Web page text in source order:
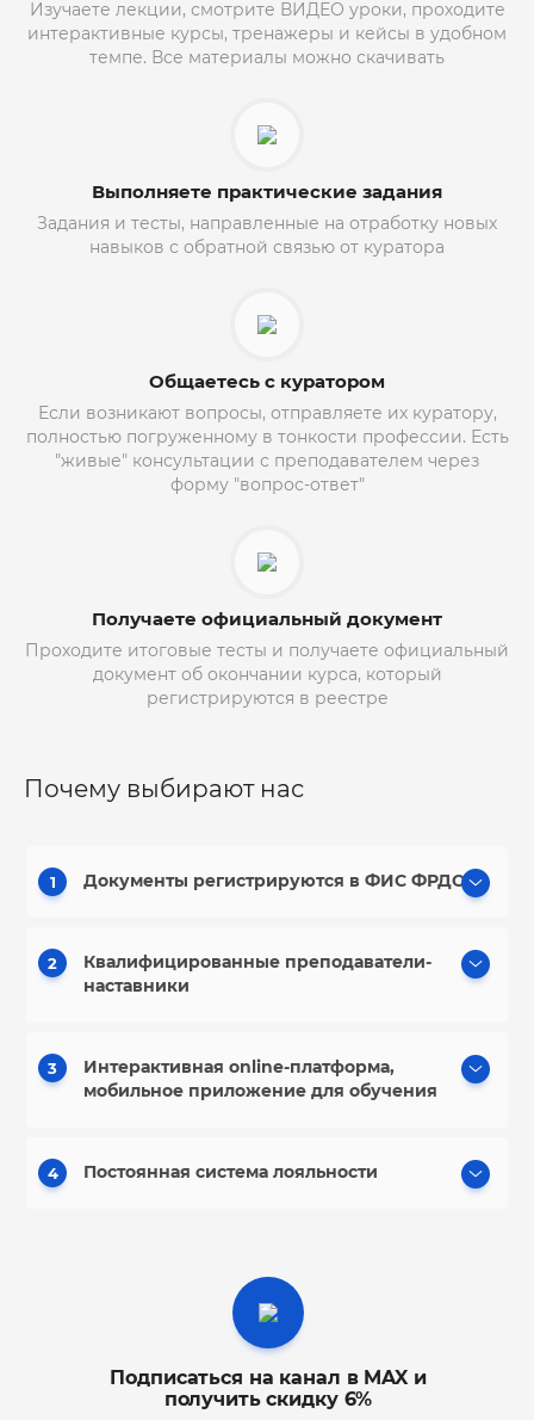
Изучаете лекции, смотрите ВИДЕО уроки, проходите
интерактивные курсы, тренажеры и кейсы в удобном
темпе. Все материалы можно скачивать
Выполняете практические задания
Задания и тесты, направленные на отработку новых
навыков с обратной связью от куратора
Общаетесь с куратором
Если возникают вопросы, отправляете их куратору,
полностью погруженному в тонкости профессии. Есть
"живые" консультации с преподавателем через
форму "вопрос-ответ"
Получаете официальный документ
Проходите итоговые тесты и получаете официальный
документ об окончании курса, который
регистрируются в реестре
Почему выбирают нас
1 Документы регистрируются в ФИС ФРДО
2
Квалифицированные преподаватели-
наставники
3
Интерактивная online-платформа,
мобильное приложение для обучения
4 Постоянная система лояльности
Подписаться на канал в MAX и
получить скидку 6%